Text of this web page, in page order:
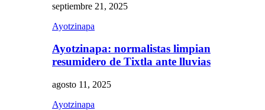
septiembre 21, 2025
Ayotzinapa
Ayotzinapa: normalistas limpian
resumidero de Tixtla ante lluvias
agosto 11, 2025
Ayotzinapa